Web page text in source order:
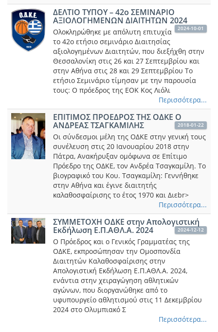
ΔΕΛΤΙΟ ΤΥΠΟΥ – 42o ΣΕΜΙΝΑΡΙΟ
ΑΞΙΟΛΟΓΗΜΕΝΩΝ ΔΙΑΙΤΗΤΩΝ 2024
2024-10-01
Ολοκληρώθηκε με απόλυτη επιτυχία
το 42ο ετήσιο σεμινάριο Διαιτησίας
αξιολογημένων Διαιτητών, που διεξήχθη στην
Θεσσαλονίκη στις 26 και 27 Σεπτεμβρίου και
στην Αθήνα στις 28 και 29 Σεπτεμβρίου Το
ετήσιο Σεμινάριο τίμησαν με την παρουσία
τους: Ο πρόεδρος της ΕΟΚ Κος Λιόλι
Περισσότερα...
ΕΠΙΤΙΜΟΣ ΠΡΟΕΔΡΟΣ ΤΗΣ ΟΔΚΕ Ο
ΑΝΔΡΕΑΣ ΤΣΑΓΚΑΜΙΛΗΣ 2018-01-22
Οι σύνδεσμοι μέλη της ΟΔΚΕ στην γενική τους
συνέλευση στις 20 Ιανουαρίου 2018 στην
Πάτρα, Ανακήρυξαν ομόφωνα σε Επίτιμο
Πρόεδρο της ΟΔΚΕ, τον Ανδρέα Τσαγκαμίλη. Το
βιογραφικό του Κου. Τσαγκαμίλη: Γεννήθηκε
στην Αθήνα και έγινε διαιτητής
καλαθοσφαίρισης το έτος 1970 και Διεbr>
Περισσότερα...
ΣΥΜΜΕΤΟΧΗ ΟΔΚΕ στην Απολογιστική
Εκδήλωση Ε.Π.ΑΘΛ.Α. 2024 2024-12-12
Ο Πρόεδρος και ο Γενικός Γραμματέας της
ΟΔΚΕ, εκπροσώπησαν την Ομοσπονδία
Διαιτητών Καλαθοσφαίρισης στην
Απολογιστική Εκδήλωση Ε.Π.ΑΘΛ.Α. 2024,
ενάντια στην χειραγώγηση αθλητικών
αγώνων, που διοργανώθηκε από το
υφυπουργείο αθλητισμού στις 11 Δεκεμβρίου
2024 στο Ολυμπιακό Σ
Περισσότερα...